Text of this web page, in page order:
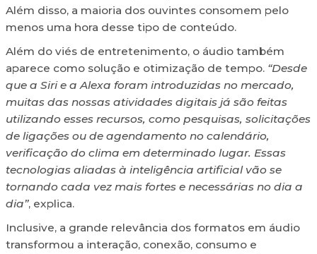
Além disso, a maioria dos ouvintes consomem pelo
menos uma hora desse tipo de conteúdo.
Além do viés de entretenimento, o áudio também
aparece como solução e otimização de tempo. “Desde
que a Siri e a Alexa foram introduzidas no mercado,
muitas das nossas atividades digitais já são feitas
utilizando esses recursos, como pesquisas, solicitações
de ligações ou de agendamento no calendário,
verificação do clima em determinado lugar. Essas
tecnologias aliadas à inteligência artificial vão se
tornando cada vez mais fortes e necessárias no dia a
dia”, explica.
Inclusive, a grande relevância dos formatos em áudio
transformou a interação, conexão, consumo e